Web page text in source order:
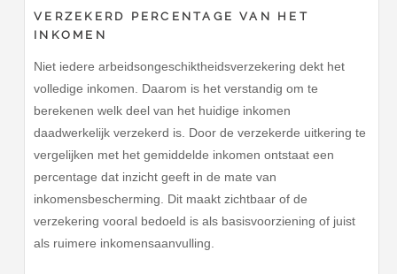
VERZEKERD PERCENTAGE VAN HET
INKOMEN
Niet iedere arbeidsongeschiktheidsverzekering dekt het
volledige inkomen. Daarom is het verstandig om te
berekenen welk deel van het huidige inkomen
daadwerkelijk verzekerd is. Door de verzekerde uitkering te
vergelijken met het gemiddelde inkomen ontstaat een
percentage dat inzicht geeft in de mate van
inkomensbescherming. Dit maakt zichtbaar of de
verzekering vooral bedoeld is als basisvoorziening of juist
als ruimere inkomensaanvulling.